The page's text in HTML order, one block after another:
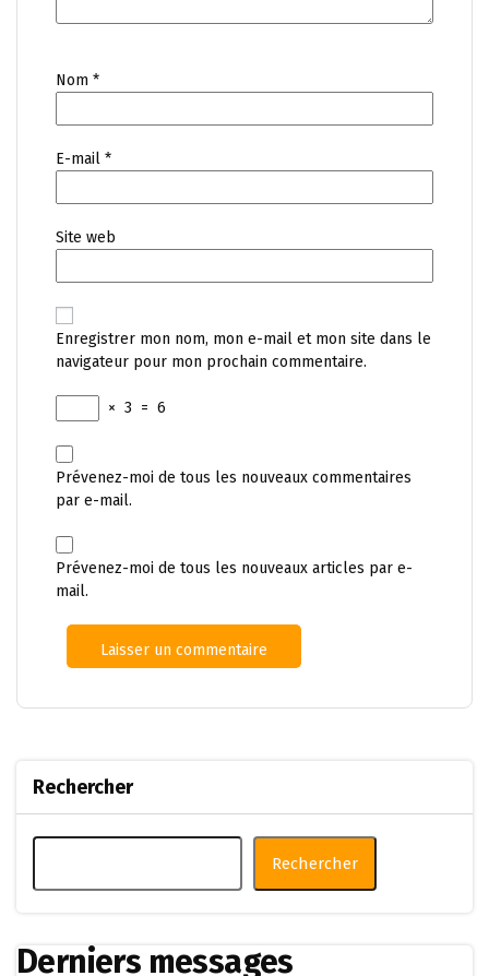
Nom *
E-mail *
Site web
Enregistrer mon nom, mon e-mail et mon site dans le
navigateur pour mon prochain commentaire.
× 3 = 6
Prévenez-moi de tous les nouveaux commentaires
par e-mail.
Prévenez-moi de tous les nouveaux articles par e-
mail.
Rechercher
Rechercher
Derniers messages